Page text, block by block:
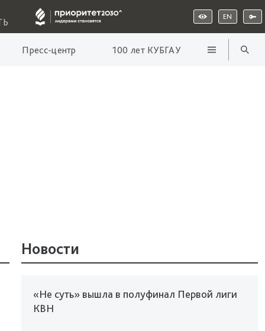
EN
Пресс-центр 100 лет КУБГАУ
Новости
«Не суть» вышла в полуфинал Первой лиги
КВН